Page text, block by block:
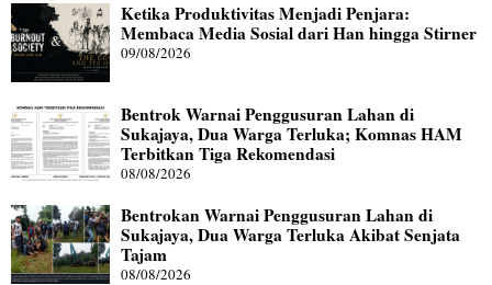
Ketika Produktivitas Menjadi Penjara:
Membaca Media Sosial dari Han hingga Stirner
09/08/2026
Bentrok Warnai Penggusuran Lahan di
Sukajaya, Dua Warga Terluka; Komnas HAM
Terbitkan Tiga Rekomendasi
08/08/2026
Bentrokan Warnai Penggusuran Lahan di
Sukajaya, Dua Warga Terluka Akibat Senjata
Tajam
08/08/2026